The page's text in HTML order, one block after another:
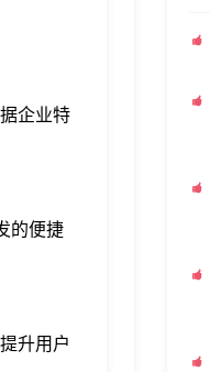
企业特
的便捷
升用户